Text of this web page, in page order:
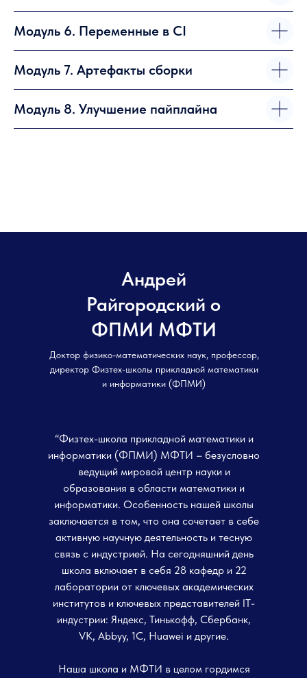
Модуль 6. Переменные в CI
Модуль 7. Артефакты сборки
Модуль 8. Улучшение пайплайна
Андрей
Райгородский о
ФПМИ МФТИ
Доктор физико-математических наук, профессор,
директор Физтех-школы прикладной математики
и информатики (ФПМИ)
“Физтех-школа прикладной математики и
информатики (ФПМИ) МФТИ – безусловно
ведущий мировой центр науки и
образования в области математики и
информатики. Особенность нашей школы
заключается в том, что она сочетает в себе
активную научную деятельность и тесную
связь с индустрией. На сегодняшний день
школа включает в себя 28 кафедр и 22
лаборатории от ключевых академических
институтов и ключевых представителей IT-
индустрии: Яндекс, Тинькофф, Сбербанк,
VK, Abbyy, 1C, Huawei и другие.
Наша школа и МФТИ в целом гордимся
Отправка заявки на
обучение в МФТИ
Предоставление
доступа к обучению
слушателю
Получение пакета
документов и договора-
оферты слушателем от МФТИ
Поступление оплаты на
счет МФТИ
организации
Согласование обучения
внутри вашей
организации
обучения